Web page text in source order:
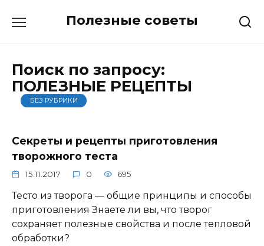
Полезные советы
Поиск по запросу:
ПОЛЕЗНЫЕ РЕЦЕПТЫ
БЕЗ РУБРИКИ
Секреты и рецепты приготовления
творожного теста
15.11.2017 0 695
Тесто из творога — общие принципы и способы
приготовления Знаете ли вы, что творог
сохраняет полезные свойства и после тепловой
обработки?